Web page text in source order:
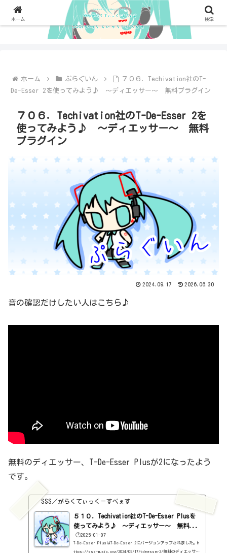
ホーム ぷらぐいん
７０６．Techivation社のT-
De-Esser 2を使ってみよう♪ ～ディエッサー～ 無料プラグイン
７０６．Techivation社のT-De-Esser 2を
使ってみよう♪ ～ディエッサー～ 無料
プラグイン
2024.09.17 2026.06.30
音の確認だけしたい人はこちら♪
無料のディエッサー、T-De-Esser Plusが2になったよう
です。
SSS／がらくてぃっく＝すぺぇす
５１０．Techivation社のT-De-Esser Plusを
使ってみよう♪ ～ディエッサー～ 無料...
🕒️2025-01-07
T-De-Esser PlusはT-De-Esser 2にバージョンアップされました。h
ttps://sss-music.xyz/2024/09/17/tdeesser2/無料のディエッサ
ホーム 検索